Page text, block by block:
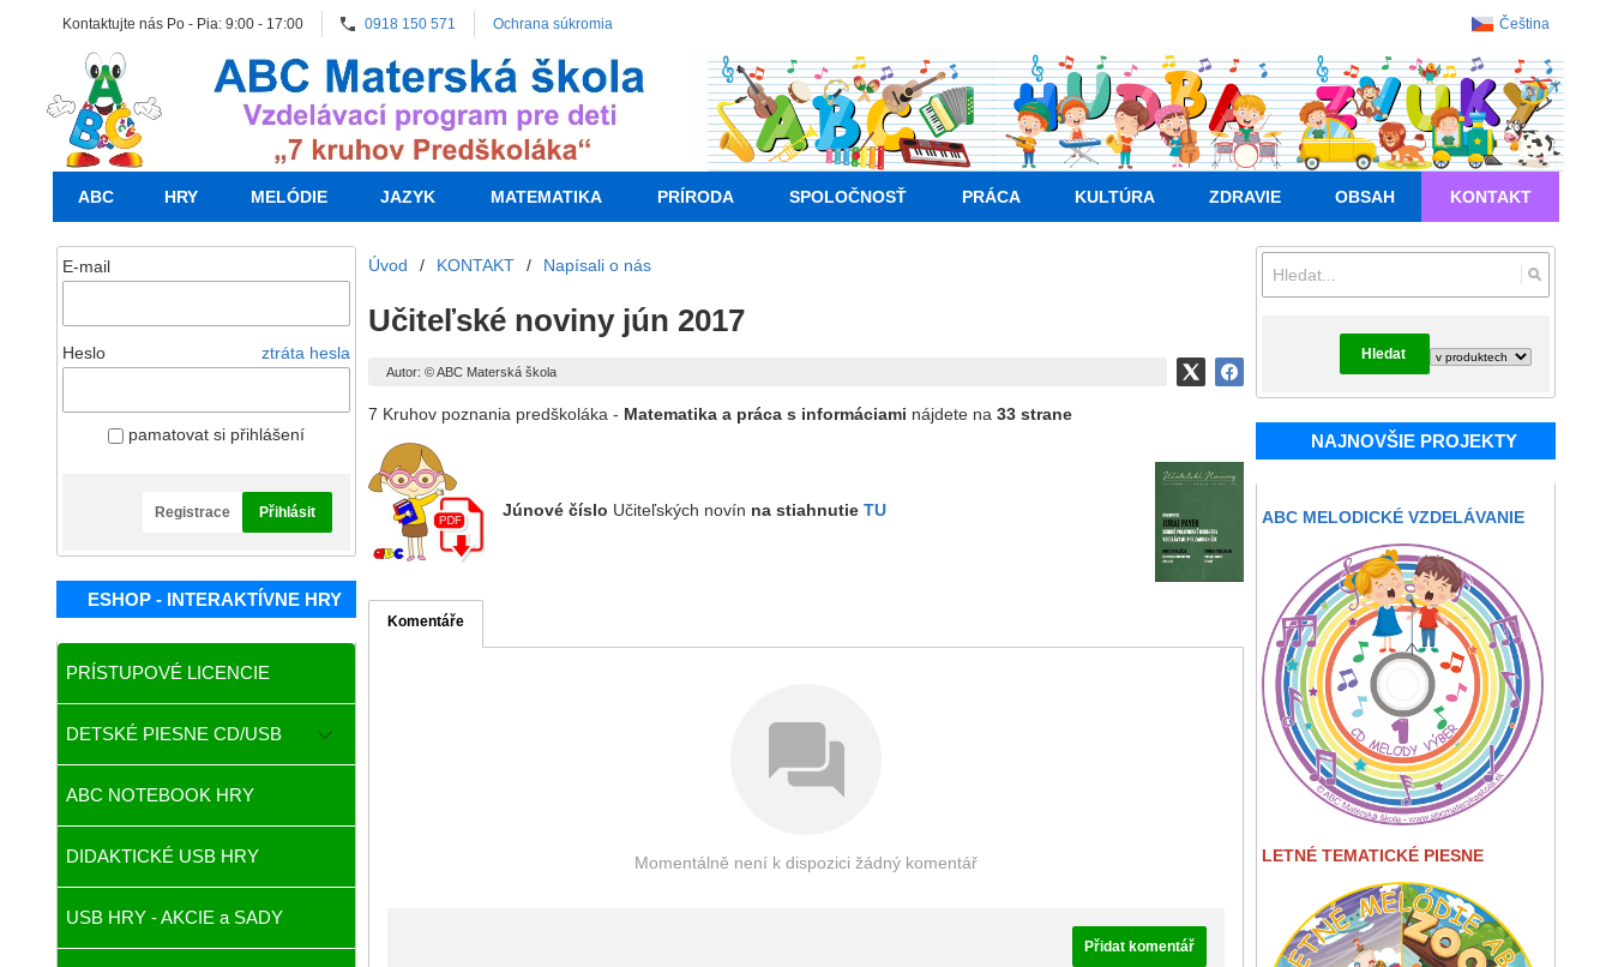
Kontaktujte nás Po - Pia: 9:00 - 17:00 0918 150 571 Ochrana súkromia Čeština
ABC HRY MELÓDIE JAZYK MATEMATIKA PRÍRODA SPOLOČNOSŤ PRÁCA KULTÚRA ZDRAVIE OBSAH KONTAKT
E-mail
Heslo ztráta hesla
pamatovat si přihlášení
Registrace Přihlásit
ESHOP - INTERAKTÍVNE HRY
PRÍSTUPOVÉ LICENCIE
DETSKÉ PIESNE CD/USB
ABC NOTEBOOK HRY
DIDAKTICKÉ USB HRY
USB HRY - AKCIE a SADY
Hledat
NAJNOVŠIE PROJEKTY
ABC MELODICKÉ VZDELÁVANIE
LETNÉ TEMATICKÉ PIESNE
Úvod / KONTAKT / Napísali o nás
Učiteľské noviny jún 2017
Autor: © ABC Materská škola
7 Kruhov poznania predškoláka - Matematika a práca s informáciami nájdete na 33 strane
Júnové číslo Učiteľských novín na stiahnutie TU
Komentáře
Momentálně není k dispozici žádný komentář
Přidat komentář